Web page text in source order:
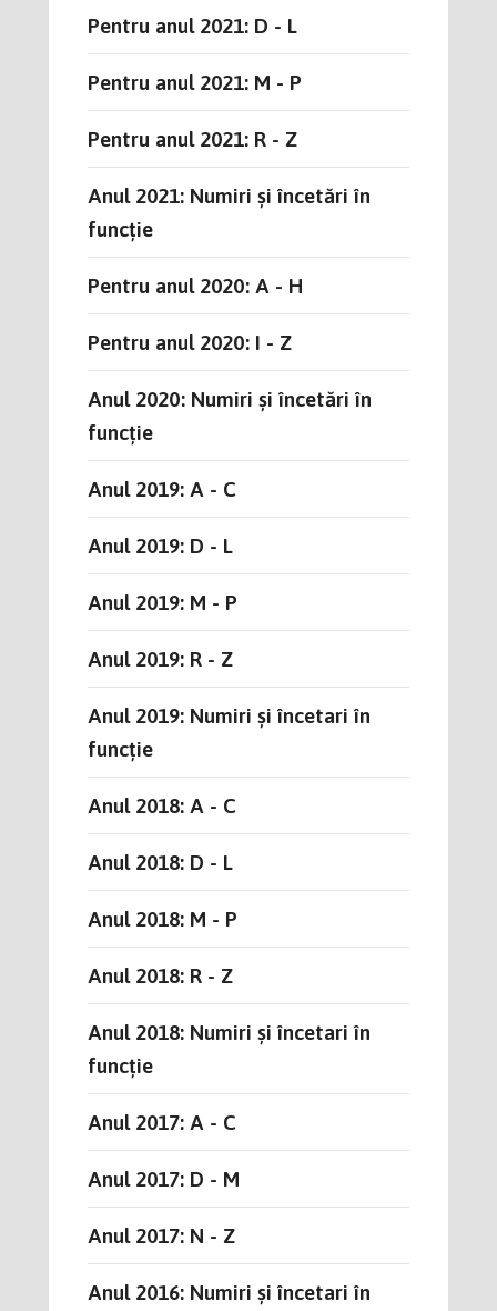
Pentru anul 2021: D - L
Pentru anul 2021: M - P
Pentru anul 2021: R - Z
Anul 2021: Numiri și încetări în
funcție
Pentru anul 2020: A - H
Pentru anul 2020: I - Z
Anul 2020: Numiri și încetări în
funcție
Anul 2019: A - C
Anul 2019: D - L
Anul 2019: M - P
Anul 2019: R - Z
Anul 2019: Numiri și încetari în
funcție
Anul 2018: A - C
Anul 2018: D - L
Anul 2018: M - P
Anul 2018: R - Z
Anul 2018: Numiri și încetari în
funcție
Anul 2017: A - C
Anul 2017: D - M
Anul 2017: N - Z
Anul 2016: Numiri și încetari în